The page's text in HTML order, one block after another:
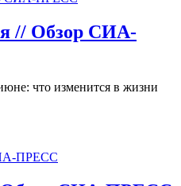
// Обзор СИА-
что изменится в жизни